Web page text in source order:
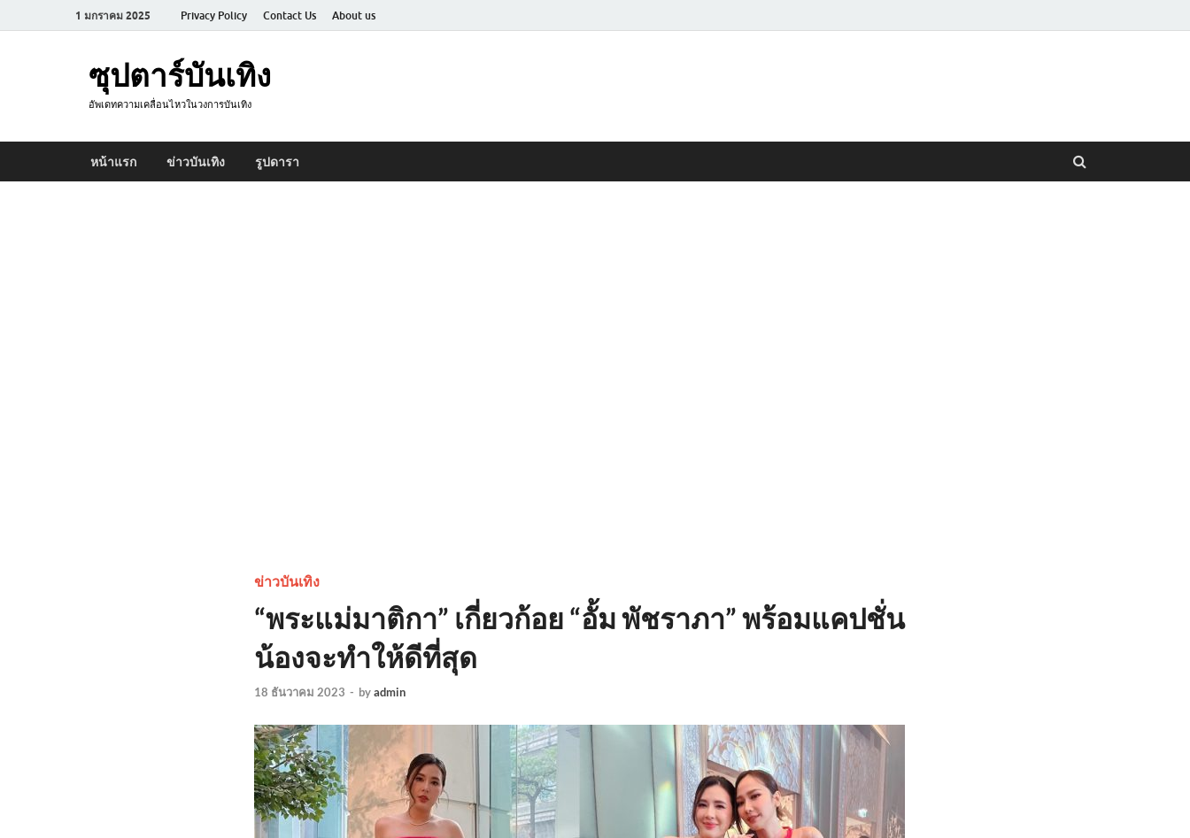
1 มกราคม 2025 Privacy Policy Contact Us About us
ซุปตาร์บันเทิง
อัพเดทความเคลื่อนไหวในวงการบันเทิง
หน้าแรก ข่าวบันเทิง รูปดารา
ข่าวบันเทิง
“พระแม่มาติกา” เกี่ยวก้อย “อั้ม พัชราภา” พร้อมแคปชั่น
น้องจะทำให้ดีที่สุด
18 ธันวาคม 2023 - byadmin